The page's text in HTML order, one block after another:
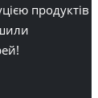
продуктів